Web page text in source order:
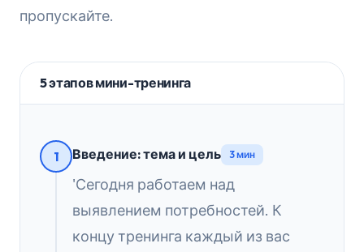
пропускайте.
5 этапов мини-тренинга
1 Введение: тема и цель 3 мин
'Сегодня работаем над
выявлением потребностей. К
концу тренинга каждый из вас